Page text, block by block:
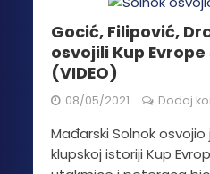
Gocić, Filipović,
osvojili Kup
(VIDEO)
08/05/2021 Dodaj
Mađarski Solnok
klupskoj istoriji Kup